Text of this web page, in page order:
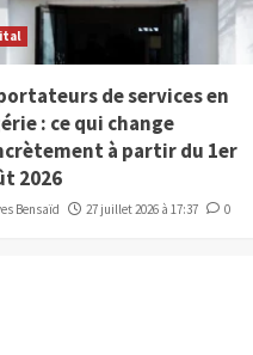
de services en
: ce qui change
à partir du 1er
2026
Bensaïd 27 juillet 2026 à 17:37 0